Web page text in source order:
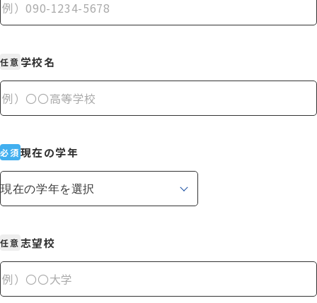
任意 学校名
必須現在の学年
任意志望校